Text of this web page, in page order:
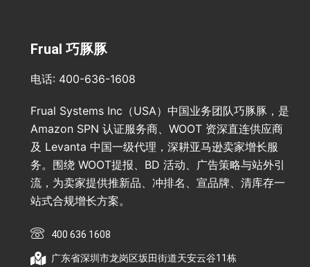
Frual 巧豚豚
电话: 400-636-1608
Frual Systems Inc（USA）中国业务团队巧豚豚，是
Amazon SPN 认证服务商、WOOT 资深直连供应商
及 Levanta 中国一级代理，深耕亚马逊卖家增长服
务。围绕 WOOT提报、BD 活动、广告策略与站外引
流，为卖家提供推新品、冲排名、宣品牌、清库存一
站式合规增长方案。
400 636 1608
广东省深圳市龙岗区坂田街道天安云谷11栋